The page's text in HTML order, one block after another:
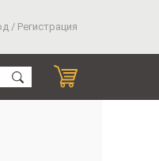
/ Регистрация